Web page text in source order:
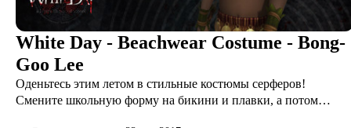
White Day - Beachwear Costume - Bong-
Goo Lee
Оденьтесь этим летом в стильные костюмы серферов!
Смените школьную форму на бикини и плавки, а потом